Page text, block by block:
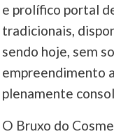
e prolífico portal
tradicionais,
sendo hoje, sem
empreendimento
plenamente
O Bruxo do